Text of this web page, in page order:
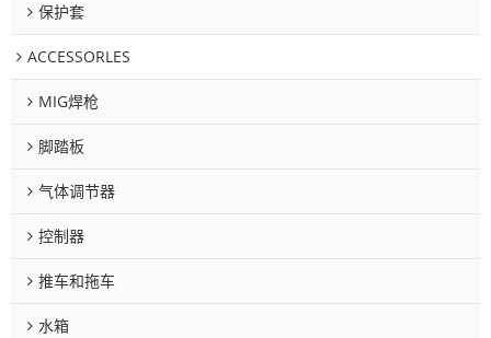
保护套
ACCESSORLES
MIG焊枪
脚踏板
气体调节器
控制器
推车和拖车
水箱